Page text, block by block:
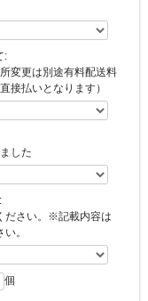
:
変更は別途有料配送料
接払いとなります）
した
ださい。※記載内容は
。
個